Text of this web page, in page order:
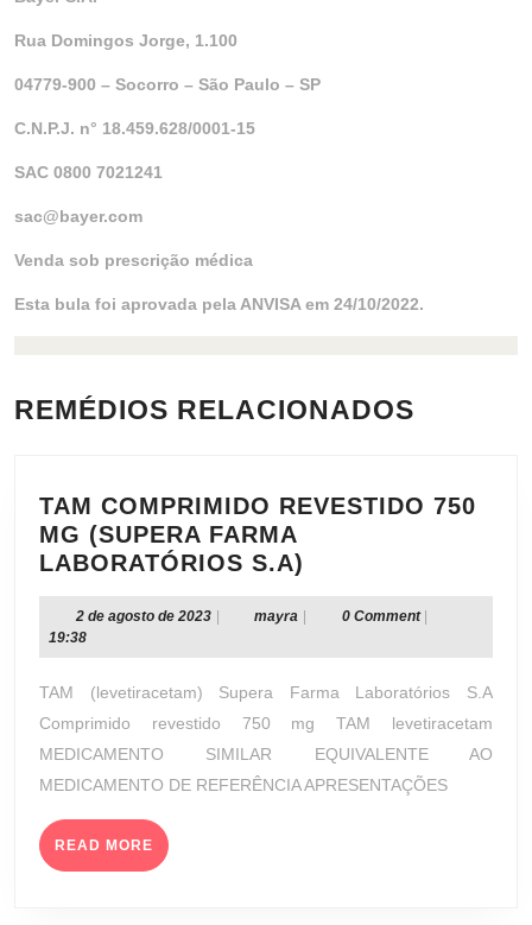
Rua Domingos Jorge, 1.100
04779-900 – Socorro – São Paulo – SP
C.N.P.J. n° 18.459.628/0001-15
SAC 0800 7021241
sac@bayer.com
Venda sob prescrição médica
Esta bula foi aprovada pela ANVISA em 24/10/2022.
REMÉDIOS RELACIONADOS
TAM COMPRIMIDO REVESTIDO 750
MG (SUPERA FARMA
LABORATÓRIOS S.A)
COMPRIMIDO
REVESTIDO
(SUPERA
FARMA
LABORATÓRIOS
S.A)
2 de agosto de 20232
agosto
2023
mayra mayra 0 Comment
19:38
TAM (levetiracetam) Supera Farma Laboratórios S.A
Comprimido revestido 750 mg TAM levetiracetam
MEDICAMENTO SIMILAR EQUIVALENTE AO
MEDICAMENTO DE REFERÊNCIA APRESENTAÇÕES
READ MORE READ
MORE